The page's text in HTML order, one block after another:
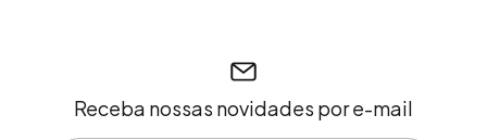
Receba nossas novidades por e-mail